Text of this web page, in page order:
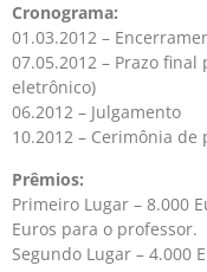
Cronograma:
01.03.2012 –
07.05.2012 – Prazo
eletrônico)
06.2012 – Julgamento
10.2012 – Cerimônia
Prêmios:
Primeiro Lugar – 8.000
Euros para o professor.
Segundo Lugar – 4.000